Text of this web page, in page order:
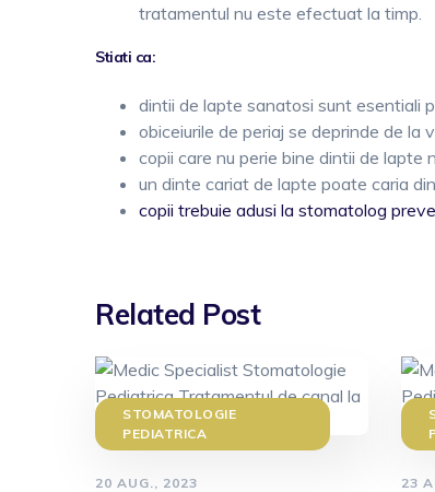
tratamentul nu este efectuat la timp.
Stiati ca:
dintii de lapte sanatosi sunt esentiali
obiceiurile de periaj se deprinde de la
copii care nu perie bine dintii de lapte
un dinte cariat de lapte poate caria
copii trebuie adusi la stomatolog
Related Post
STOMATOLOGIE
PEDIATRICA
20 AUG., 2023 23